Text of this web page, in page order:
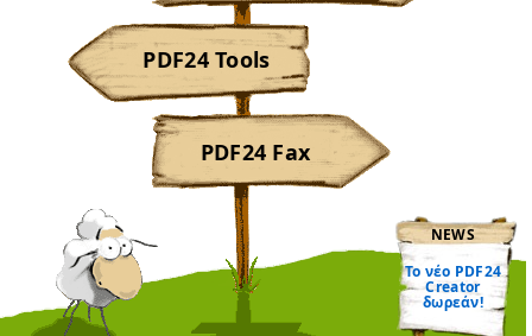
PDF24 Tools
PDF24 Fax
NEWS
Το νέο PDF24
Creator
δωρεάν!